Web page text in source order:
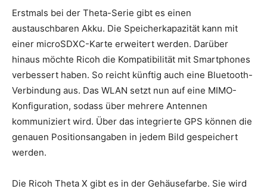
Erstmals bei der Theta-Serie gibt es einen
austauschbaren Akku. Die Speicherkapazität kann mit
einer microSDXC-Karte erweitert werden. Darüber
hinaus möchte Ricoh die Kompatibilität mit Smartphones
verbessert haben. So reicht künftig auch eine Bluetooth-
Verbindung aus. Das WLAN setzt nun auf eine MIMO-
Konfiguration, sodass über mehrere Antennen
kommuniziert wird. Über das integrierte GPS können die
genauen Positionsangaben in jedem Bild gespeichert
werden.
Die Ricoh Theta X gibt es in der Gehäusefarbe. Sie wird